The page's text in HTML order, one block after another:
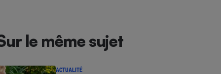
le même sujet
ACTUALITÉ